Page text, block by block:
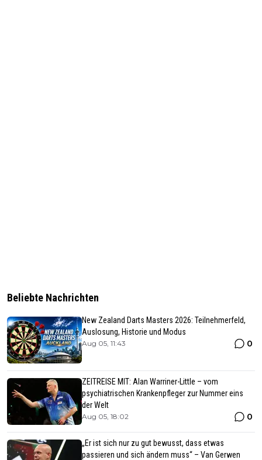
Beliebte Nachrichten
New Zealand Darts Masters 2026: Teilnehmerfeld,
Auslosung, Historie und Modus
Aug 05, 11:43 0
ZEITREISE MIT: Alan Warriner-Little – vom
psychiatrischen Krankenpfleger zur Nummer eins
der Welt
Aug 05, 18:02 0
„Er ist sich nur zu gut bewusst, dass etwas
passieren und sich ändern muss“ – Van Gerwen